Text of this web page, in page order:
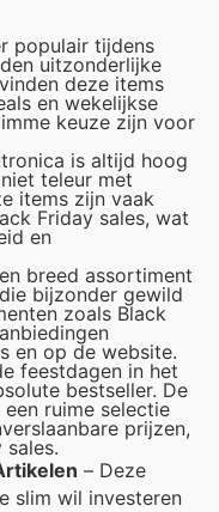
populair tijdens
uitzonderlijke
deze items
en wekelijkse
keuze zijn voor
is altijd hoog
teleur met
items zijn vaak
Friday sales, wat
en
breed assortiment
bijzonder gewild
zoals Black
en op de website.
feestdagen in het
bestseller. De
ruime selectie
prijzen,
– Deze
slim wil investeren